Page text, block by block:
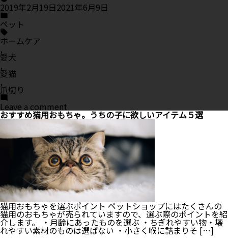
2019年2月19日2021年6月9日
Posted
in
ペット
Tags:
ホームケア
,
愛犬
,
愛猫
,
爪切り
Leave a comment
猫・
犬
の
爪
の
お
手
入
れ
♡
爪
切
り
の
方
法
おすすめ猫用おもちゃ。うちの子に欲しいアイテム５選
猫用おもちゃを選ぶポイント ペットショップにはたくさんの
猫用のおもちゃが売られていますので、選ぶ際のポイントを紹
介します。 ・月齢にあったものを選ぶ ・ちぎれやすい物・壊
れやすい素材のものは選ばない ・小さく喉に詰まりそ […]